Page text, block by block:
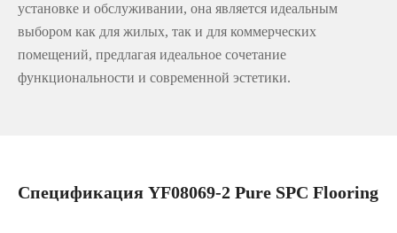
установке и обслуживании, она является идеальным
выбором как для жилых, так и для коммерческих
помещений, предлагая идеальное сочетание
функциональности и современной эстетики.
Спецификация YF08069-2 Pure SPC Flooring